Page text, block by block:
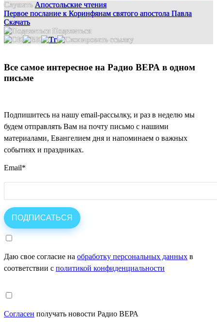
Слушать Апостольские чтения
Первое послание к Коринфянам святого апостола Павла
Скачать
Поделиться
Все самое интересное на Радио ВЕРА в одном
письме
Подпишитесь на нашу email-рассылку, и раз в неделю мы
будем отправлять Вам на почту письмо с нашими
материалами, Евангелием дня и напоминаем о важных
событиях и праздниках.
Email*
Даю свое согласие на обработку персональных данных в
соответствии с политикой конфиденциальности
Согласен получать новости Радио ВЕРА